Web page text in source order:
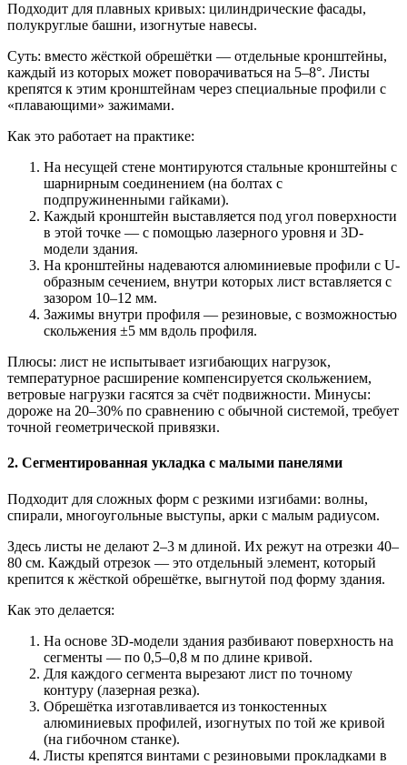
Подходит для плавных кривых: цилиндрические фасады,
полукруглые башни, изогнутые навесы.
Суть: вместо жёсткой обрешётки — отдельные кронштейны,
каждый из которых может поворачиваться на 5–8°. Листы
крепятся к этим кронштейнам через специальные профили с
«плавающими» зажимами.
Как это работает на практике:
На несущей стене монтируются стальные кронштейны с
шарнирным соединением (на болтах с
подпружиненными гайками).
Каждый кронштейн выставляется под угол поверхности
в этой точке — с помощью лазерного уровня и 3D-
модели здания.
На кронштейны надеваются алюминиевые профили с U-
образным сечением, внутри которых лист вставляется с
зазором 10–12 мм.
Зажимы внутри профиля — резиновые, с возможностью
скольжения ±5 мм вдоль профиля.
Плюсы: лист не испытывает изгибающих нагрузок,
температурное расширение компенсируется скольжением,
ветровые нагрузки гасятся за счёт подвижности. Минусы:
дороже на 20–30% по сравнению с обычной системой, требует
точной геометрической привязки.
2. Сегментированная укладка с малыми панелями
Подходит для сложных форм с резкими изгибами: волны,
спирали, многоугольные выступы, арки с малым радиусом.
Здесь листы не делают 2–3 м длиной. Их режут на отрезки 40–
80 см. Каждый отрезок — это отдельный элемент, который
крепится к жёсткой обрешётке, выгнутой под форму здания.
Как это делается:
На основе 3D-модели здания разбивают поверхность на
сегменты — по 0,5–0,8 м по длине кривой.
Для каждого сегмента вырезают лист по точному
контуру (лазерная резка).
Обрешётка изготавливается из тонкостенных
алюминиевых профилей, изогнутых по той же кривой
(на гибочном станке).
Листы крепятся винтами с резиновыми прокладками в